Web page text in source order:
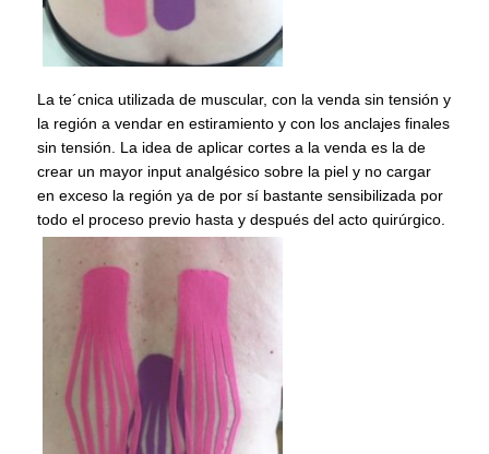
La te´cnica utilizada de muscular, con la venda sin tensión y
la región a vendar en estiramiento y con los anclajes finales
sin tensión. La idea de aplicar cortes a la venda es la de
crear un mayor input analgésico sobre la piel y no cargar
en exceso la región ya de por sí bastante sensibilizada por
todo el proceso previo hasta y después del acto quirúrgico.